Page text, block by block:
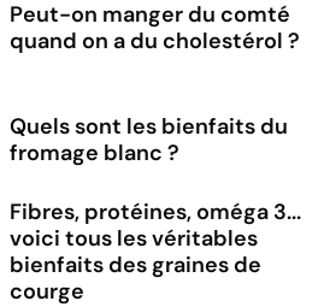
Peut-on manger du comté
quand on a du cholestérol ?
Quels sont les bienfaits du
fromage blanc ?
Fibres, protéines, oméga 3...
voici tous les véritables
bienfaits des graines de
courge